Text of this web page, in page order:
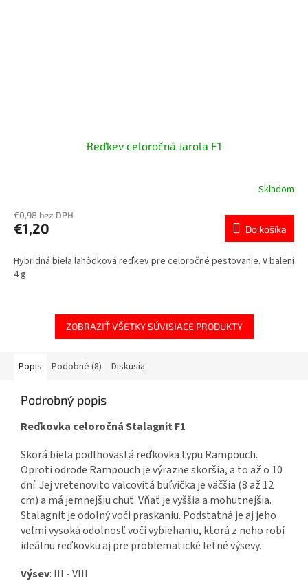
Reďkev celoročná Jarola F1
Skladom
€0,98 bez DPH
€1,20 Do košíka
Hybridná biela lahôdková reďkev pre celoročné pestovanie. V balení
4 g.
ZOBRAZIŤ VŠETKY SÚVISIACE PRODUKTY
Popis Podobné (8) Diskusia
Podrobný popis
Reďkovka celoročná Stalagnit F1
Skorá biela podlhovastá reďkovka typu Rampouch.
Oproti odrode Rampouch je výrazne skoršia, a to až o 10
dní. Jej vretenovito valcovitá buľvička je väčšia (8 až 12
cm) a má jemnejšiu chuť. Vňať je vyššia a mohutnejšia.
Stalagnit je odolný voči praskaniu. Podstatná je aj jeho
veľmi vysoká odolnosť voči vybiehaniu, ktorá z neho robí
ideálnu reďkovku aj pre problematické letné výsevy.
Výsev: III - VIII